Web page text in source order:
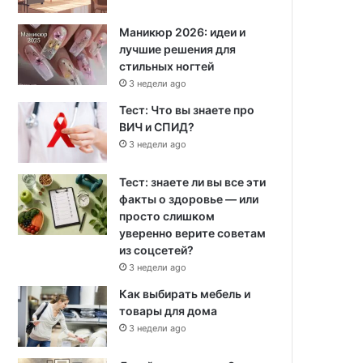
Маникюр 2026: идеи и
лучшие решения для
стильных ногтей
3 недели ago
Тест: Что вы знаете про
ВИЧ и СПИД?
3 недели ago
Тест: знаете ли вы все эти
факты о здоровье — или
просто слишком
уверенно верите советам
из соцсетей?
3 недели ago
Как выбирать мебель и
товары для дома
3 недели ago